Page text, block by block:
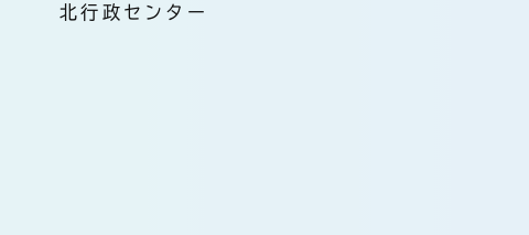
北行政センター